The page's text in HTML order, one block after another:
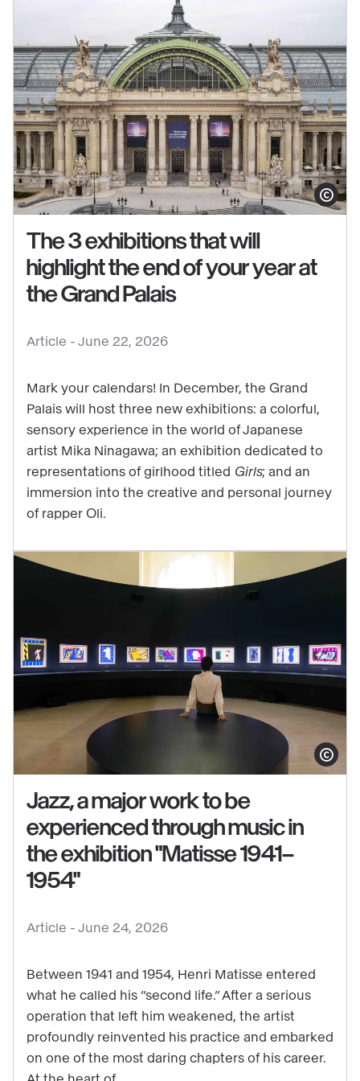
See
content
The
exhibitions
that
the
end
your
Grand
Palais
Show
Article - June 22, 2026
The 3 exhibitions that will
highlight the end of your year at
the Grand Palais
Mark your calendars! In December, the Grand
Palais will host three new exhibitions: a colorful,
sensory experience in the world of Japanese
artist Mika Ninagawa; an exhibition dedicated to
representations of girlhood titled Girls; and an
immersion into the creative and personal journey
of rapper Oli.
See
content
Jazz,
major
work
to
be
experienced
Show
Jazz, a major work to be
experienced through music in
the exhibition "Matisse 1941–
1954"
Article - June 24, 2026
Between 1941 and 1954, Henri Matisse entered
what he called his “second life.” After a serious
operation that left him weakened, the artist
profoundly reinvented his practice and embarked
on one of the most daring chapters of his career.